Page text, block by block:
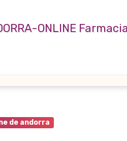
de andorra